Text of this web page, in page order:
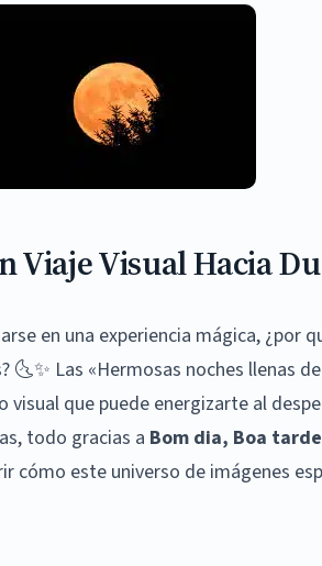
Viaje Visual Hacia
en una experiencia mágica, ¿por
Las «Hermosas noches llenas
que puede energizarte al
todo gracias a Bom dia, Boa
cómo este universo de imágenes